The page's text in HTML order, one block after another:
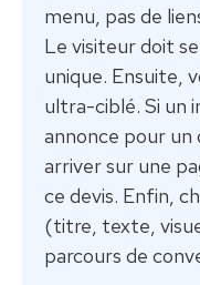
menu, pas de
Le visiteur doit
unique. Ensuite,
ultra-ciblé. Si un
annonce pour un
arriver sur une
ce devis. Enfin,
(titre, texte,
parcours de